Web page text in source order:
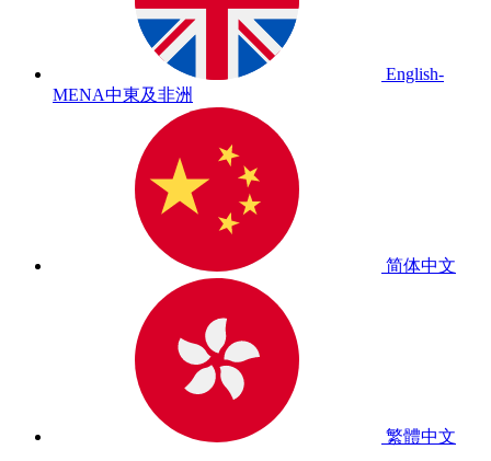
English-
MENA中東及非洲
简体中文
繁體中文